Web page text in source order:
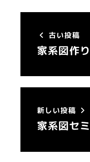
古い投稿
家系図作
新しい投稿
家系図セ